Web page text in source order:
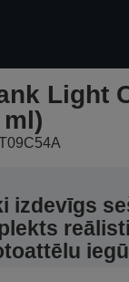
Light
izdevīgs